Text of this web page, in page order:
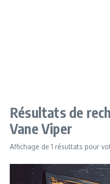
Résultats de
Vane Viper
Affichage de 1 résultats pour